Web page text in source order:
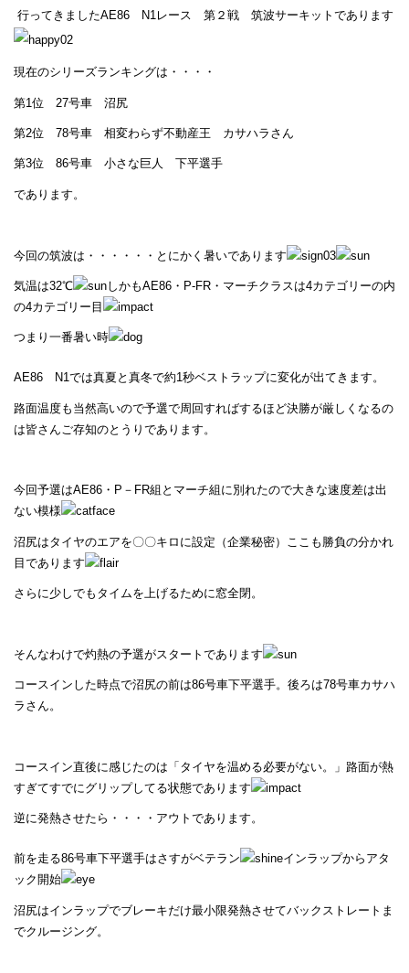
行ってきましたAE86 N1レース 第２戦 筑波サーキットであります
現在のシリーズランキングは・・・・
第1位 27号車 沼尻
第2位 78号車 相変わらず不動産王 カサハラさん
第3位 86号車 小さな巨人 下平選手
であります。
今回の筑波は・・・・・・とにかく暑いであります
気温は32℃
しかもAE86・P-FR・マーチクラスは4カテゴリーの内
の4カテゴリー目
つまり一番暑い時
AE86 N1では真夏と真冬で約1秒ベストラップに変化が出てきます。
路面温度も当然高いので予選で周回すればするほど決勝が厳しくなるの
は皆さんご存知のとうりであります。
今回予選はAE86・P－FR組とマーチ組に別れたので大きな速度差は出
ない模様
沼尻はタイヤのエアを〇〇キロに設定（企業秘密）ここも勝負の分かれ
目であります
さらに少しでもタイムを上げるために窓全閉。
そんなわけで灼熱の予選がスタートであります
コースインした時点で沼尻の前は86号車下平選手。後ろは78号車カサハ
ラさん。
コースイン直後に感じたのは「タイヤを温める必要がない。」路面が熱
すぎてすでにグリップしてる状態であります
逆に発熱させたら・・・・アウトであります。
前を走る86号車下平選手はさすがベテラン
インラップからアタ
ック開始
沼尻はインラップでブレーキだけ最小限発熱させてバックストレートま
でクルージング。